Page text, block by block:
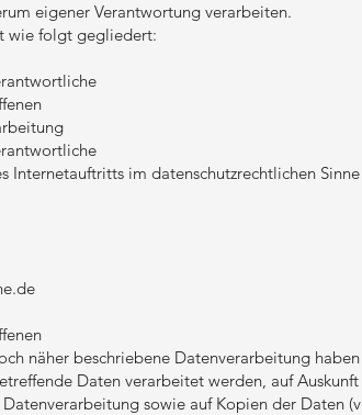
eigener Verantwortung verarbeiten.
wie folgt gegliedert:
Internetauftritts im datenschutzrechtlichen
näher beschriebene Datenverarbeitung
Daten verarbeitet werden, auf
sowie auf Kopien der Daten